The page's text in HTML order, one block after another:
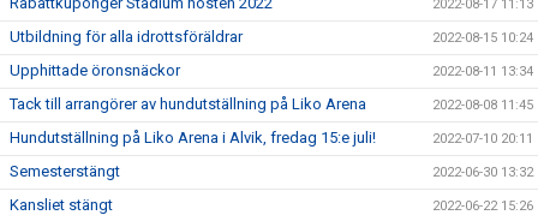
2022-08-17 11:13
Utbildning för alla idrottsföräldrar 2022-08-15 10:24
Upphittade öronsnäckor 2022-08-11 13:34
Tack till arrangörer av hundutställning på Liko Arena 2022-08-08 11:45
Hundutställning på Liko Arena i Alvik, fredag 15:e juli! 2022-07-10 20:11
Semesterstängt 2022-06-30 13:32
Kansliet stängt 2022-06-22 15:26